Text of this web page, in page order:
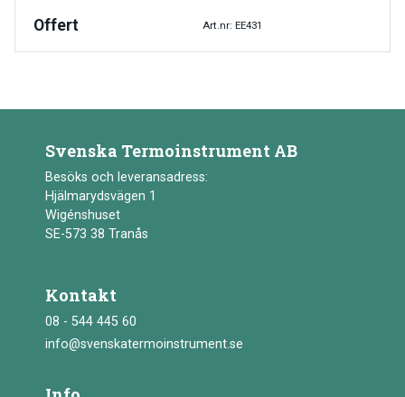
Offert Art.nr: EE431
Svenska Termoinstrument AB
Besöks och leveransadress:
Hjälmarydsvägen 1
Wigénshuset
SE-573 38 Tranås
Kontakt
08 - 544 445 60
info@svenskatermoinstrument.se